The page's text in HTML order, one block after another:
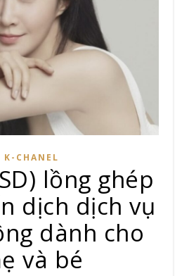
K-CHANEL
lồng ghép
dịch dịch vụ
dành cho
và bé